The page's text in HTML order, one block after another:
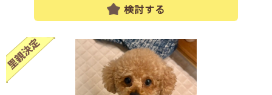
検討する